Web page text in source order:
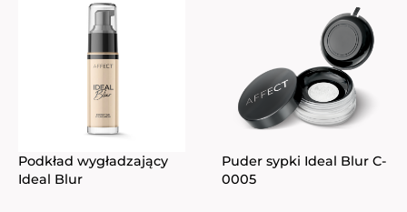
Podkład wygładzający
Ideal Blur
Puder sypki Ideal Blur C-
0005